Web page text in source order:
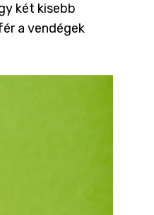
két kisebb
a vendégek